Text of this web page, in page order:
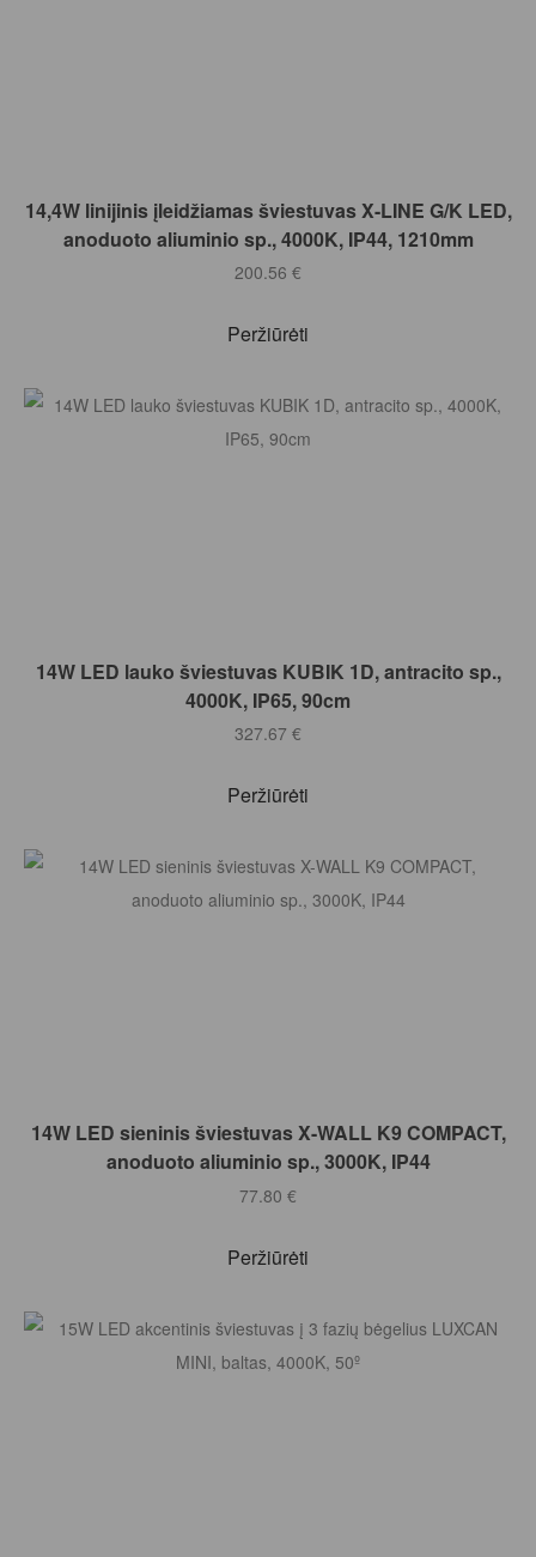
Į KREPŠELĮ
14,4W linijinis įleidžiamas šviestuvas X-LINE G/K LED,
anoduoto aliuminio sp., 4000K, IP44, 1210mm
200.56 €
Peržiūrėti
Į KREPŠELĮ
14W LED lauko šviestuvas KUBIK 1D, antracito sp.,
4000K, IP65, 90cm
327.67 €
Peržiūrėti
Į KREPŠELĮ
14W LED sieninis šviestuvas X-WALL K9 COMPACT,
anoduoto aliuminio sp., 3000K, IP44
77.80 €
Peržiūrėti